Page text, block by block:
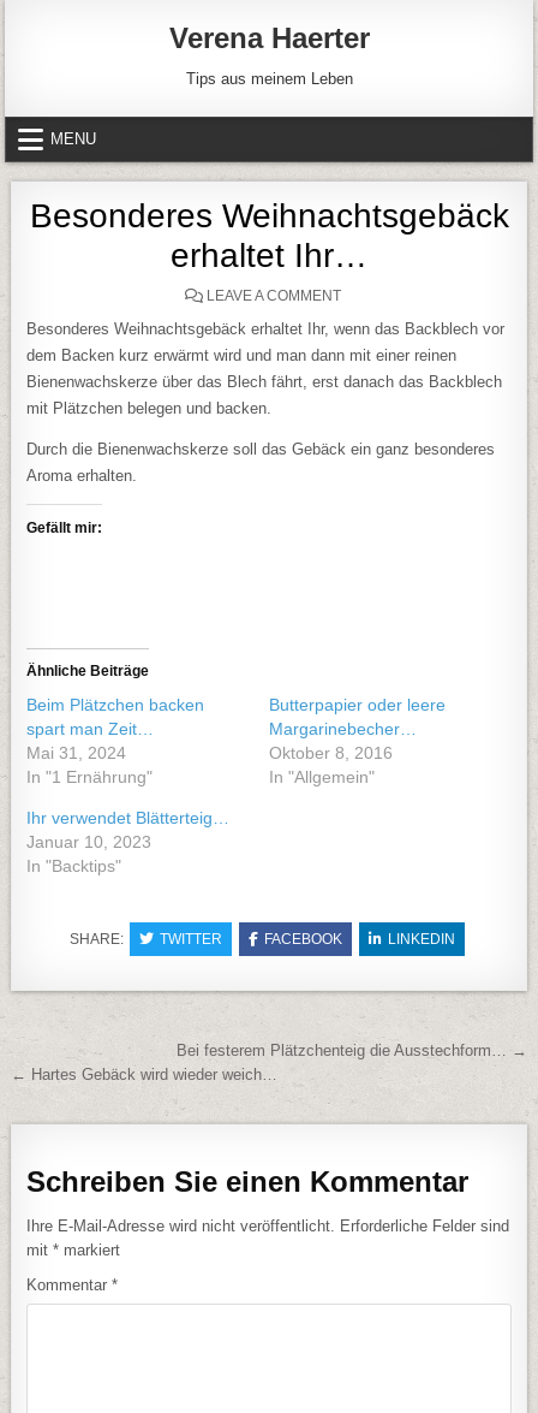
Verena Haerter
Tips aus meinem Leben
MENU
Besonderes Weihnachtsgebäck
erhaltet Ihr…
LEAVE A COMMENTON BESONDERES
Besonderes Weihnachtsgebäck erhaltet Ihr, wenn das Backblech vor
dem Backen kurz erwärmt wird und man dann mit einer reinen
Bienenwachskerze über das Blech fährt, erst danach das Backblech
mit Plätzchen belegen und backen.
Durch die Bienenwachskerze soll das Gebäck ein ganz besonderes
Aroma erhalten.
Gefällt mir:
Ähnliche Beiträge
Beim Plätzchen backen
spart man Zeit…
Mai 31, 2024
In "1 Ernährung"
Butterpapier oder leere
Margarinebecher…
Oktober 8, 2016
In "Allgemein"
Ihr verwendet Blätterteig…
Januar 10, 2023
In "Backtips"
SHARE: TWITTER FACEBOOK LINKEDIN
BeitragsnavigationBei festerem Plätzchenteig die Ausstechform… →
← Hartes Gebäck wird wieder weich…
Schreiben Sie einen Kommentar
Ihre E-Mail-Adresse wird nicht veröffentlicht.
Erforderliche Felder sind
mit* markiert
Kommentar*